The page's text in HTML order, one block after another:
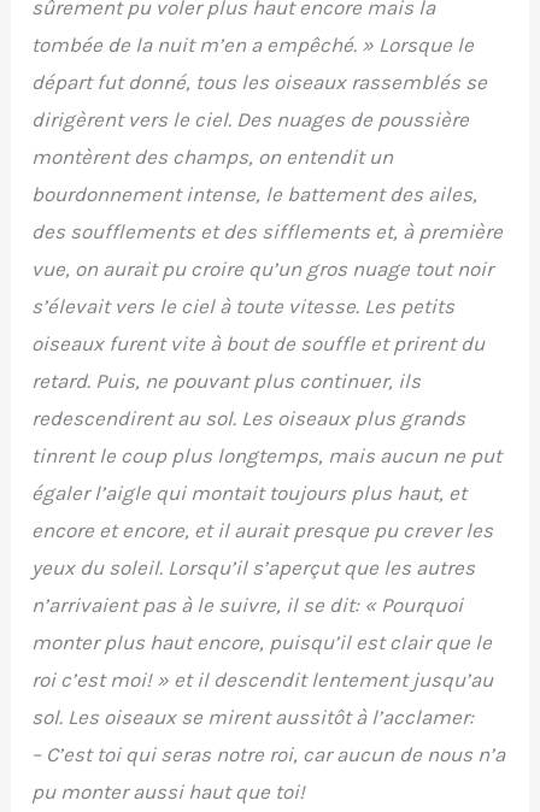
sûrement pu voler plus haut encore mais la
tombée de la nuit m’en a empêché. » Lorsque le
départ fut donné, tous les oiseaux rassemblés se
dirigèrent vers le ciel. Des nuages de poussière
montèrent des champs, on entendit un
bourdonnement intense, le battement des ailes,
des soufflements et des sifflements et, à première
vue, on aurait pu croire qu’un gros nuage tout noir
s’élevait vers le ciel à toute vitesse. Les petits
oiseaux furent vite à bout de souffle et prirent du
retard. Puis, ne pouvant plus continuer, ils
redescendirent au sol. Les oiseaux plus grands
tinrent le coup plus longtemps, mais aucun ne put
égaler l’aigle qui montait toujours plus haut, et
encore et encore, et il aurait presque pu crever les
yeux du soleil. Lorsqu’il s’aperçut que les autres
n’arrivaient pas à le suivre, il se dit: « Pourquoi
monter plus haut encore, puisqu’il est clair que le
roi c’est moi! » et il descendit lentement jusqu’au
sol. Les oiseaux se mirent aussitôt à l’acclamer:
– C’est toi qui seras notre roi, car aucun de nous n’a
pu monter aussi haut que toi!